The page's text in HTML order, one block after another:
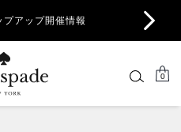
プアップ開催情報
0